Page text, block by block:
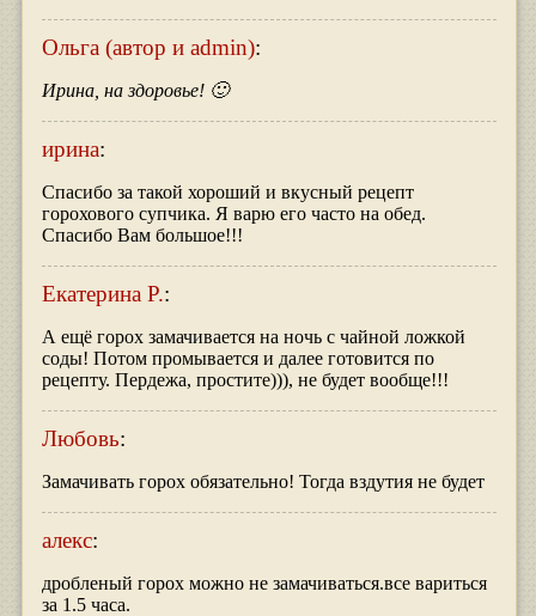
Ольга (автор и admin):
Ирина, на здоровье! 🙂
ирина:
Спасибо за такой хороший и вкусный рецепт
горохового супчика. Я варю его часто на обед.
Спасибо Вам большое!!!
Екатерина Р.:
А ещё горох замачивается на ночь с чайной ложкой
соды! Потом промывается и далее готовится по
рецепту. Пердежа, простите))), не будет вообще!!!
Любовь:
Замачивать горох обязательно! Тогда вздутия не будет
алекс:
дробленый горох можно не замачиваться.все вариться
за 1.5 часа.